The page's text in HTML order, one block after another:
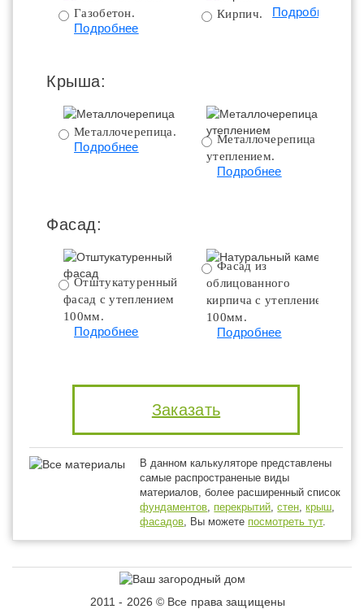
Газобетон.
Подробнее
Кирпич. Подробнее
Крыша:
Металлочерепица.
Подробнее
Металлочерепица с
утеплением.
Подробнее
Фасад:
Отштукатуренный
фасад с утеплением
100мм.
Подробнее
Фасад из
облицованного
кирпича с утеплением
100мм.
Подробнее
Заказать
В данном калькуляторе представлены
самые распространеные виды
материалов, более расширенный список
фундаментов, перекрытий,стен,крыш,
фасадов, Вы можете посмотреть тут.
2011 - 2026 © Все права защищены